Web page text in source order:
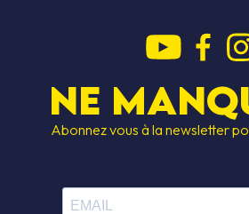
Ne
Abonnez vous à la newsletter